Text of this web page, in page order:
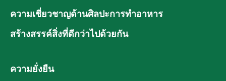
ความเชี่ยวชาญด้านศิลปะการทำอาหาร
สร้างสรรค์สิ่งที่ดีกว่าไปด้วยกัน
ความยั่งยืน